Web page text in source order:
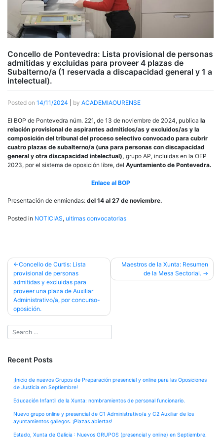
Concello de Pontevedra: Lista provisional de personas
admitidas y excluidas para proveer 4 plazas de
Subalterno/a (1 reservada a discapacidad general y 1 a
intelectual).
Posted on 14/11/2024 by ACADEMIAOURENSE
El BOP de Pontevedra núm. 221, de 13 de noviembre de 2024, publica la
relación provisional de aspirantes admitidos/as y excluidos/as y la
composición del tribunal del proceso selectivo convocado para cubrir
cuatro plazas de subalterno/a (una para personas con discapacidad
general y otra discapacidad intelectual), grupo AP, incluidas en la OEP
2023, por el sistema de oposición libre, del Ayuntamiento de Pontevedra.
Enlace al BOP
Presentación de enmiendas: del 14 al 27 de noviembre.
Posted in NOTICIAS, ultimas convocatorias
Post
navigation
Concello de Curtis: Lista
provisional de personas
admitidas y excluidas para
proveer una plaza de Auxiliar
Administrativo/a, por concurso-
oposición.
Maestros de la Xunta: Resumen
de la Mesa Sectorial.
Recent Posts
¡Inicio de nuevos Grupos de Preparación presencial y online para las Oposiciones
de Justicia en Septiembre!
Educación Infantil de la Xunta: nombramientos de personal funcionario.
Nuevo grupo online y presencial de C1 Administrativo/a y C2 Auxiliar de los
ayuntamientos gallegos. ¡Plazas abiertas!
Estado, Xunta de Galicia : Nuevos GRUPOS (presencial y online) en Septiembre.